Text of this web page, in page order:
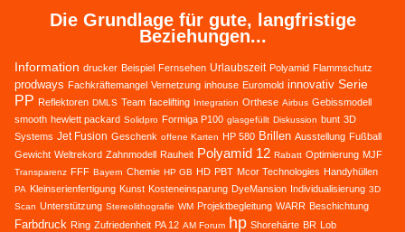
Die Grundlage für gute, langfristige
Beziehungen...
Information drucker Beispiel Fernsehen Urlaubszeit Polyamid Flammschutz
prodways Fachkräftemangel Vernetzung inhouse Euromold innovativ Serie
PP Reflektoren DMLS Team facelifting Integration Orthese Airbus Gebissmodell
smooth hewlett packard Solidpro Formiga P100 glasgefüllt Diskussion bunt 3D
Systems Jet Fusion Geschenk offene Karten HP 580 Brillen Ausstellung Fußball
Gewicht Weltrekord Zahnmodell Rauheit Polyamid 12 Rabatt Optimierung MJF
Transparenz FFF Bayern Chemie HP GB HD PBT Mcor Technologies Handyhüllen
PA Kleinserienfertigung Kunst Kosteneinsparung DyeMansion Individualisierung 3D
Scan Unterstützung Stereolithografie WM Projektbegleitung WARR Beschichtung
Farbdruck Ring Zufriedenheit PA 12 AM Forum hp Shorehärte BR Lob